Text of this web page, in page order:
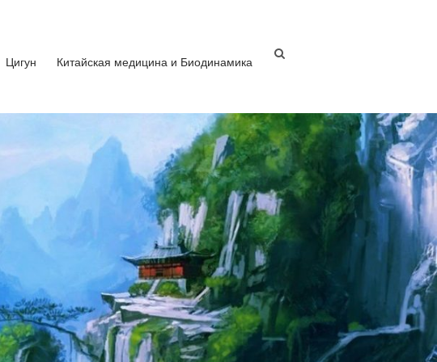
Цигун Китайская медицина и Биодинамика